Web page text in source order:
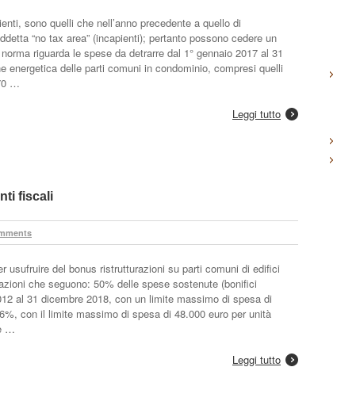
sono quelli che nell’anno precedente a quello di
“no tax area” (incapienti); pertanto possono cedere un
riguarda le spese da detrarre dal 1° gennaio 2017 al 31
energetica delle parti comuni in condominio, compresi quelli
…
Leggi tutto
fiscali
usufruire del bonus ristrutturazioni su parti comuni di edifici
che seguono: 50% delle spese sostenute (bonifici
al 31 dicembre 2018, con un limite massimo di spesa di
con il limite massimo di spesa di 48.000 euro per unità
…
Leggi tutto